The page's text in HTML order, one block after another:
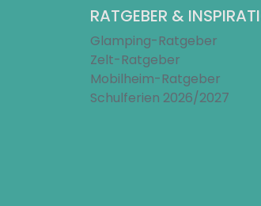
RATGEBER &
Glamping-Ratgeber
Zelt-Ratgeber
Mobilheim-Ratgeber
Schulferien 2026/2027